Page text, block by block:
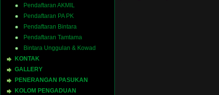
Pendaftaran AKMIL
Pendaftaran PA PK
Pendaftaran Bintara
Pendaftaran Tamtama
Bintara Unggulan & Kowad
KONTAK
GALLERY
PENERANGAN PASUKAN
KOLOM PENGADUAN